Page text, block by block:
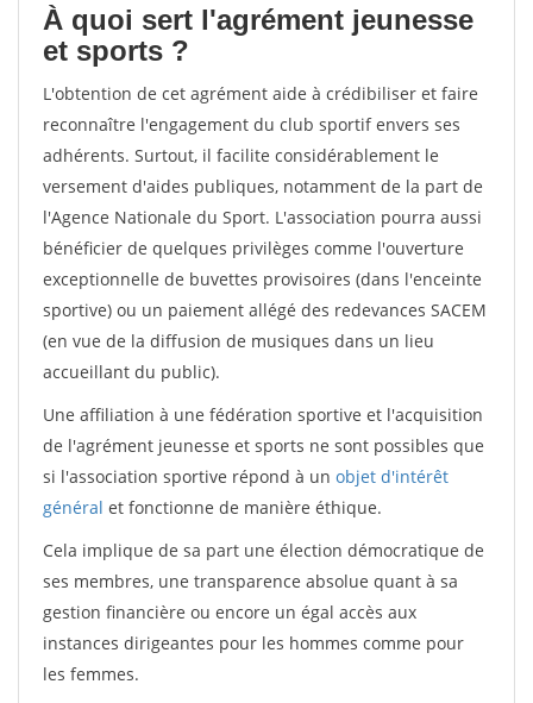
À quoi sert l'agrément jeunesse
et sports ?
L'obtention de cet agrément aide à crédibiliser et faire
reconnaître l'engagement du club sportif envers ses
adhérents. Surtout, il facilite considérablement le
versement d'aides publiques, notamment de la part de
l'Agence Nationale du Sport. L'association pourra aussi
bénéficier de quelques privilèges comme l'ouverture
exceptionnelle de buvettes provisoires (dans l'enceinte
sportive) ou un paiement allégé des redevances SACEM
(en vue de la diffusion de musiques dans un lieu
accueillant du public).
Une affiliation à une fédération sportive et l'acquisition
de l'agrément jeunesse et sports ne sont possibles que
si l'association sportive répond à un objet d'intérêt
général et fonctionne de manière éthique.
Cela implique de sa part une élection démocratique de
ses membres, une transparence absolue quant à sa
gestion financière ou encore un égal accès aux
instances dirigeantes pour les hommes comme pour
les femmes.